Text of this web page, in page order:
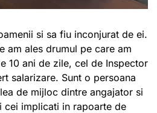
si sa fiu inconjurat de ei.
am ales drumul pe care am
10 ani de zile, cel de Inspector
salarizare. Sunt o persoana
de mijloc dintre angajator si
cei implicati in rapoarte de